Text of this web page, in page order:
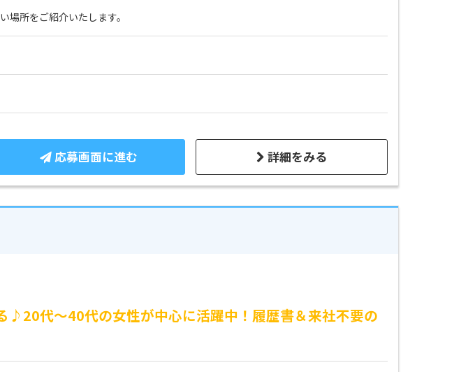
場所をご紹介いたします。
詳細をみる
応募画面に進む
代～40代の女性が中心に活躍中！履歴書＆来社不要の